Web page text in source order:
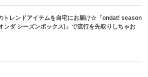
トレンドアイテムを自宅にお届け☆「ondat! season
ンダ シーズンボックス)」で流行を先取りしちゃお